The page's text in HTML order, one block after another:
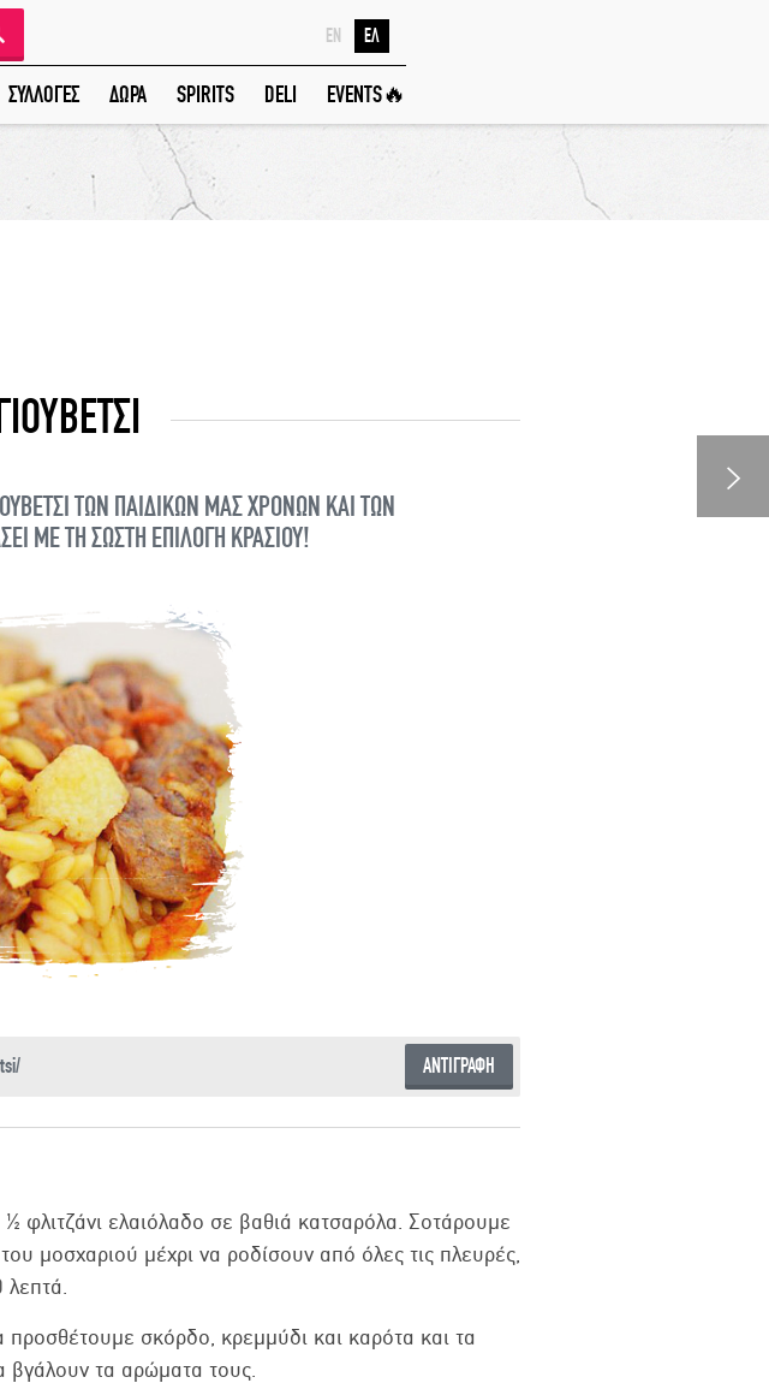
EN ΕΛ
ΣΥΛΛΟΓΕΣ ΔΩΡΑ SPIRITS DELI EVENTS🔥
ΤΩΝ ΠΑΙΔΙΚΩΝ ΜΑΣ ΧΡΟΝΩΝ ΚΑΙ ΤΩΝ
ΜΕ ΤΗ ΣΩΣΤΗ ΕΠΙΛΟΓΗ ΚΡΑΣΙΟΥ!
ΑΝΤΙΓΡΑΦΗ
½ φλιτζάνι ελαιόλαδο σε βαθιά κατσαρόλα. Σοτάρουμε
μοσχαριού μέχρι να ροδίσουν από όλες τις πλευρές,
προσθέτουμε σκόρδο, κρεμμύδι και καρότα και τα
βγάλουν τα αρώματα τους.